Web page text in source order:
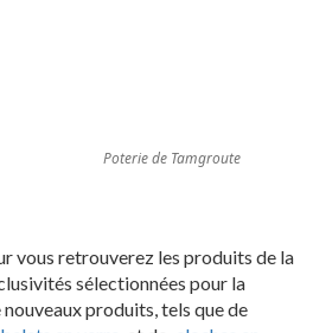
Poterie de Tamgroute
vous retrouverez les produits de la
sélectionnées pour la
produits, tels que de